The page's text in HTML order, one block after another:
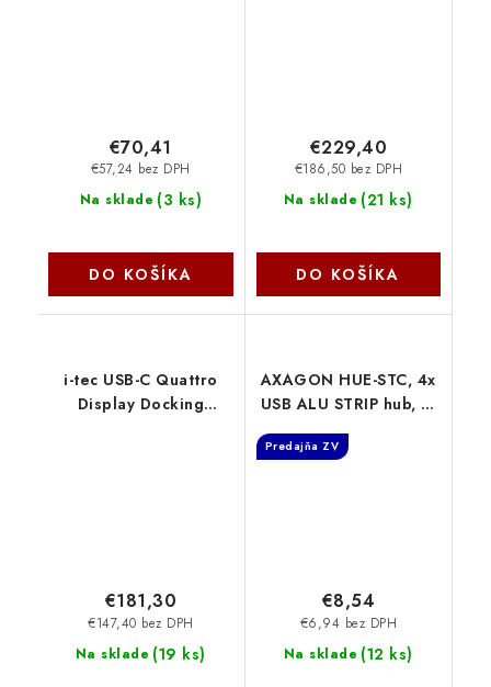
Na sklade (3 ks)
€57,24 bez DPH
€70,41
DO KOŠÍKA
Na sklade (21 ks)
€186,50 bez DPH
€229,40
DO KOŠÍKA
i-tec USB-C Quattro
Display Docking
Na sklade (19 ks)
€147,40 bez DPH
€181,30
AXAGON HUE-STC, 4x
USB ALU STRIP hub, 1x
USB-A 5Gbps, 2x USB-
A & 1x USB-C
Predajňa ZV
Na sklade (12 ks)
€6,94 bez DPH
€8,54